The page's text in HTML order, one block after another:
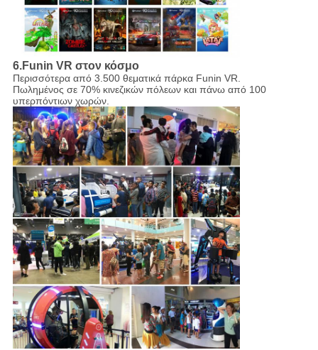
6.Funin VR στον κόσμο
Περισσότερα από 3.500 θεματικά πάρκα Funin VR.
Πωλημένος σε 70% κινεζικών πόλεων και πάνω από 100
υπερπόντιων χωρών.